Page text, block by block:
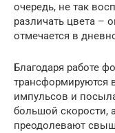
очередь, не так
различать цвета –
отмечается в
Благодаря работе
трансформируются
импульсов и
большой скорости,
преодолевают